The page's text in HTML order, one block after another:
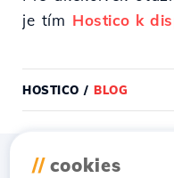
je tím Hostico k
HOSTICO / BLOG
// cookies